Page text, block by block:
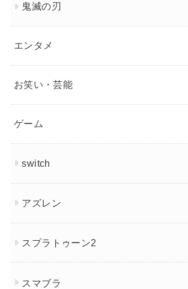
鬼滅の刃
エンタメ
お笑い・芸能
ゲーム
switch
アズレン
スプラトゥーン2
スマブラ